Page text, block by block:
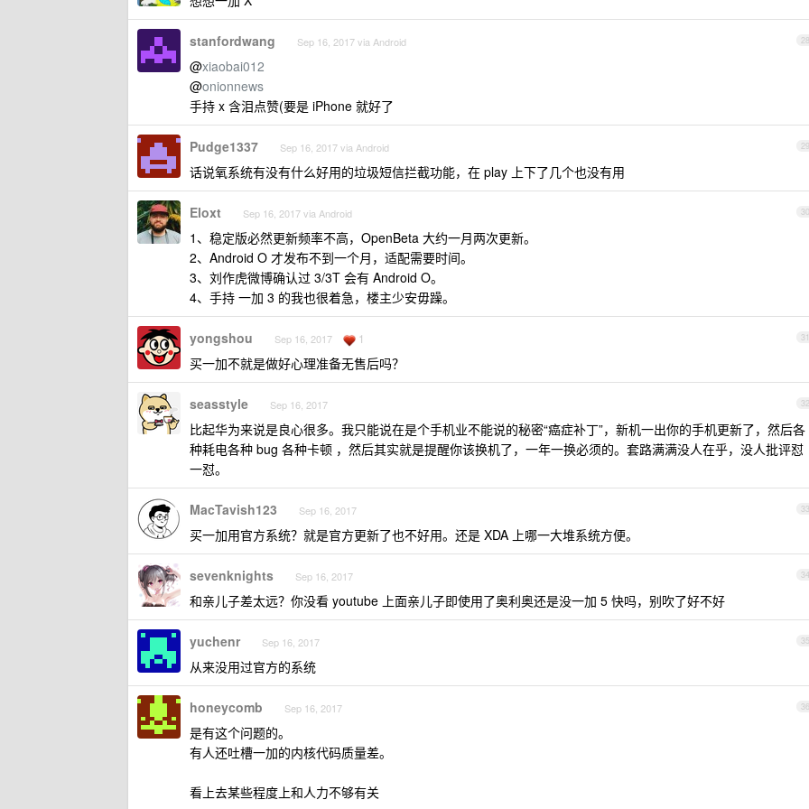
28
stanfordwang Sep 16, 2017 via Android
@xiaobai012
@onionnews
手持 x 含泪点赞(要是 iPhone 就好了
29
Pudge1337 Sep 16, 2017 via Android
话说氧系统有没有什么好用的垃圾短信拦截功能，在 play 上下了几个也没有用
30
Eloxt Sep 16, 2017 via Android
1、稳定版必然更新频率不高，OpenBeta 大约一月两次更新。
2、Android O 才发布不到一个月，适配需要时间。
3、刘作虎微博确认过 3/3T 会有 Android O。
4、手持 一加 3 的我也很着急，楼主少安毋躁。
31
yongshou Sep 16, 2017 1
买一加不就是做好心理准备无售后吗？
32
seasstyle Sep 16, 2017
比起华为来说是良心很多。我只能说在是个手机业不能说的秘密“癌症补丁”，新机一出你的手机更新了，然后各
种耗电各种 bug 各种卡顿 ，然后其实就是提醒你该换机了，一年一换必须的。套路满满没人在乎，没人批评怼
一怼。
33
MacTavish123 Sep 16, 2017
买一加用官方系统？就是官方更新了也不好用。还是 XDA 上哪一大堆系统方便。
34
sevenknights Sep 16, 2017
和亲儿子差太远？你没看 youtube 上面亲儿子即使用了奥利奥还是没一加 5 快吗，别吹了好不好
35
yuchenr Sep 16, 2017
从来没用过官方的系统
36
honeycomb Sep 16, 2017
是有这个问题的。
有人还吐槽一加的内核代码质量差。
看上去某些程度上和人力不够有关